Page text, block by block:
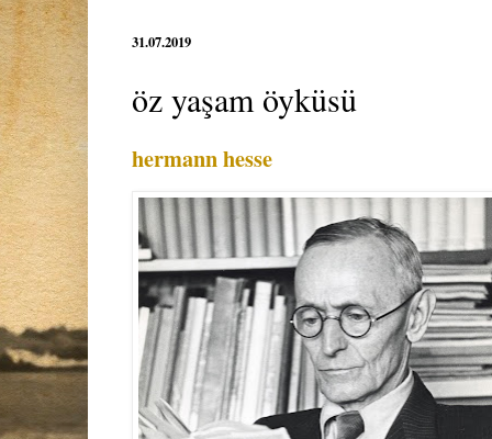
31.07.2019
öz yaşam öyküsü
hermann hesse